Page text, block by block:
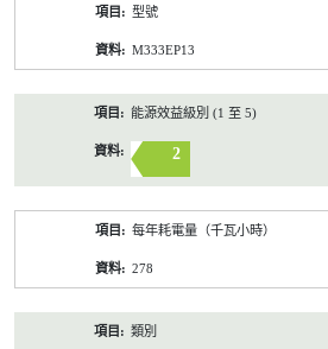
型號
M333EP13
能源效益級別 (1 至 5)
2
每年耗電量（千瓦小時）
278
類別